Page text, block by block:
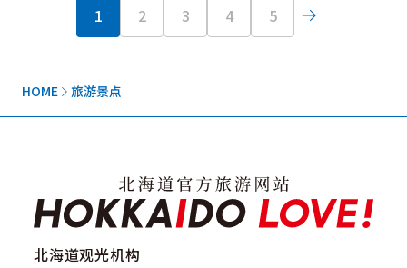
HOME 旅游景点
1 2 3 4 5
北海道观光机构